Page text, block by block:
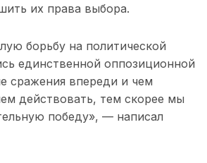
их права выбора.
борьбу на политической
единственной оппозиционной
сражения впереди и чем
действовать, тем скорее мы
победу», — написал